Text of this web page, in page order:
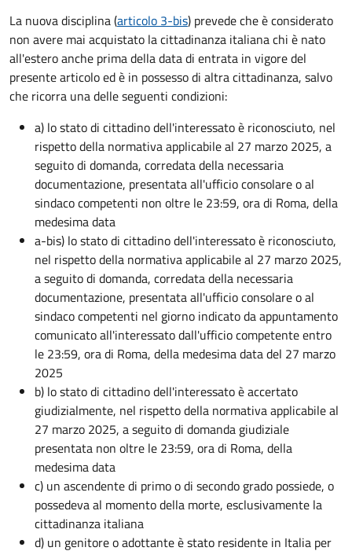
La nuova disciplina (articolo 3-bis) prevede cheèconsiderato
non avere mai acquistato la cittadinanza italiana chi è nato
all'estero anche prima della data di entrata in vigore del
presente articolo ed è in possesso di altra cittadinanza, salvo
che ricorra una delle seguenti condizioni:
a) lo stato di cittadino dell'interessato è riconosciuto, nel
rispetto della normativa applicabile al 27 marzo 2025, a
seguito di domanda, corredata della necessaria
documentazione, presentata all'ufficio consolare o al
sindaco competenti non oltre le 23:59, ora di Roma, della
medesima data
a-bis) lo stato di cittadino dell'interessato è riconosciuto,
nel rispetto della normativa applicabile al 27 marzo 2025,
a seguito di domanda, corredata della necessaria
documentazione, presentata all'ufficio consolare o al
sindaco competenti nel giorno indicato da appuntamento
comunicato all'interessato dall'ufficio competente entro
le 23:59, ora di Roma, della medesima data del 27 marzo
2025
b) lo stato di cittadino dell'interessato è accertato
giudizialmente, nel rispetto della normativa applicabile al
27 marzo 2025, a seguito di domanda giudiziale
presentata non oltre le 23:59, ora di Roma, della
medesima data
c) un ascendente di primo o di secondo grado possiede, o
possedeva al momento della morte, esclusivamente la
cittadinanza italiana
d) un genitore o adottante è stato residente in Italia per